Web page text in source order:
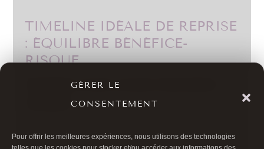
GÉRER LE
CONSENTEMENT
Pour offrir les meilleures expériences, nous utilisons des technologies
TIMELINE IDÉALE DE REPRISE
: ÉQUILIBRE BÉNÉFICE-
RISQUE
Évaluation cas par cas pour interventions
anticipées.
ANESTHÉSIE ET